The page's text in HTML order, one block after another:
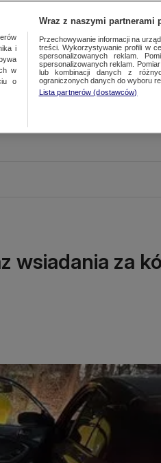
wsiadania za
i
w
o
Wraz z naszymi partnerami
Przechowywanie informacji na
treści. Wykorzystywanie profili w
spersonalizowanych reklam.
spersonalizowanych reklam.
lub kombinacji danych z
ograniczonych danych do wyboru
Lista partnerów (dostawców)